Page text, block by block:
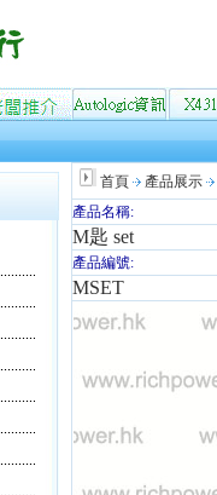
首頁 產品展示
產品名稱:
M匙 set
產品編號:
MSET